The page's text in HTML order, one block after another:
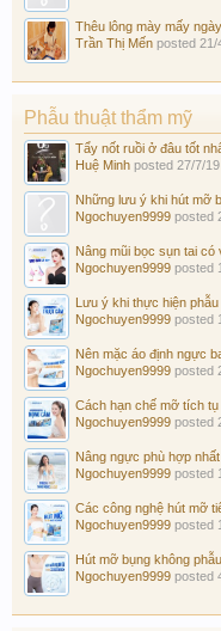
Thêu lông mày mấy ngày
Trần Thị Mến posted 21/
Phẫu thuật thẩm mỹ
Tẩy nốt ruồi ở đâu tốt
Huệ Minh posted 27/7/19
Những lưu ý khi hút mỡ
Ngochuyen9999 posted
Nâng mũi bọc sụn tai có
Ngochuyen9999 posted
Lưu ý khi thực hiện phẫu
Ngochuyen9999 posted
Nên mặc áo định ngực
Ngochuyen9999 posted
Cách hạn chế mỡ tích tụ
Ngochuyen9999 posted
Nâng ngực phù hợp nhất
Ngochuyen9999 posted
Các công nghệ hút mỡ
Ngochuyen9999 posted
Hút mỡ bụng không phẫu
Ngochuyen9999 posted